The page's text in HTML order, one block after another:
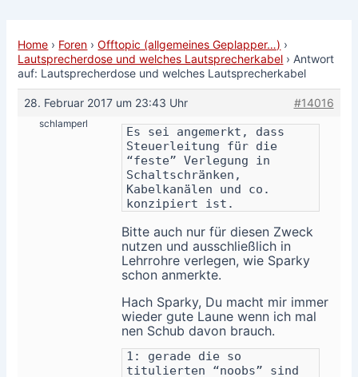
Home › Foren › Offtopic (allgemeines Geplapper…) ›
Lautsprecherdose und welches Lautsprecherkabel › Antwort
auf: Lautsprecherdose und welches Lautsprecherkabel
28. Februar 2017 um 23:43 Uhr #14016
schlamperl
Es sei angemerkt, dass
Steuerleitung für die
“feste” Verlegung in
Schaltschränken,
Kabelkanälen und co.
konzipiert ist.
Bitte auch nur für diesen Zweck
nutzen und ausschließlich in
Lehrrohre verlegen, wie Sparky
schon anmerkte.
Hach Sparky, Du macht mir immer
wieder gute Laune wenn ich mal
nen Schub davon brauch.
1: gerade die so
titulierten “noobs” sind